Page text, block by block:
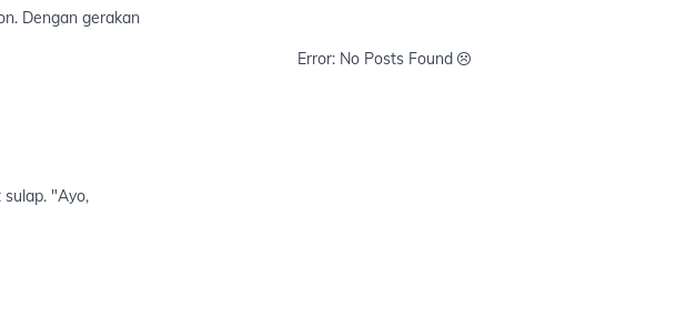
Dengan gerakan
"Ayo,
Error: No Posts Found